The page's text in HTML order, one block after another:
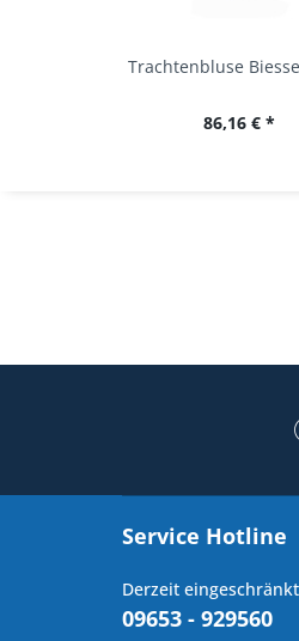
86,16 € *
Service Hotline
Derzeit
09653 - 929560